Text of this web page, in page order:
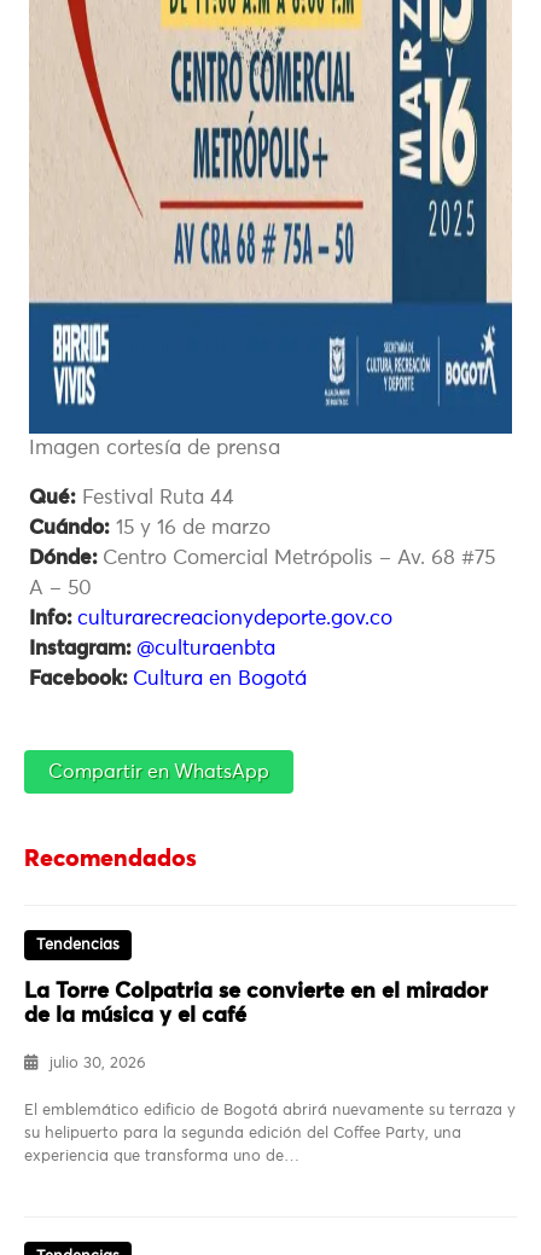
Imagen cortesía de prensa
Qué: Festival Ruta 44
Cuándo: 15 y 16 de marzo
Dónde: Centro Comercial Metrópolis – Av. 68 #75
A – 50
Info: culturarecreacionydeporte.gov.co
Instagram: @culturaenbta
Facebook: Cultura en Bogotá
Compartir en WhatsApp
Recomendados
Tendencias
La Torre Colpatria se convierte en el mirador
de la música y el café
julio 30, 2026
El emblemático edificio de Bogotá abrirá nuevamente su terraza y
su helipuerto para la segunda edición del Coffee Party, una
experiencia que transforma uno de…